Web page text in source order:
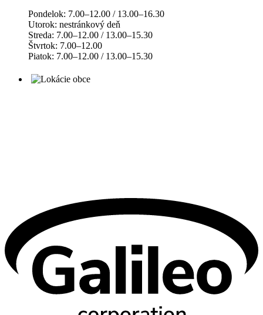
Pondelok: 7.00–12.00 / 13.00–16.30
Utorok: nestránkový deň
Streda: 7.00–12.00 / 13.00–15.30
Štvrtok: 7.00–12.00
Piatok: 7.00–12.00 / 13.00–15.30